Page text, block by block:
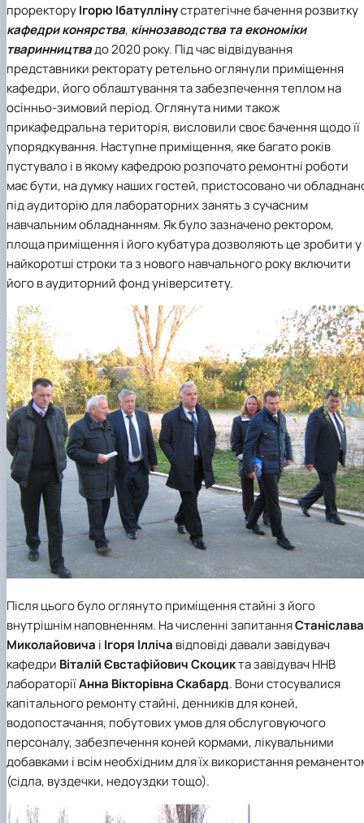
(MOOCs)
SEB-2025
University Research Services Catalogue
LearningFaculty of Design and Engineering
Faculty of Economics
Faculty of Food Science, Nutrition and
Faculty of Humanities and Pedagogy
Faculty of Information Technologies
Faculty of Land Management
Faculty of Law
Faculty of Veterinary Medicine
Mechanical and Technological Faculty
Faculty of Plant Protection, Biotechnology
Ecology
Farm named after O.V. Muzychenko
Educational and Research Farm «Vorzel»
Science
Research Institute of Forestry and
Horticulture
Research Institute of Technology and
Animal Products
Research and Design Institute of
Standardisation and Technologies of Eco-Safe
Organic Products
Ukrainian Laboratory of Quality and Safety of
Agricultural Products
Ukrainian Research Institute of Agricultural
Radiology
Architecture and Design
Berezhany Agrotechnical Institute
Berezhany Professional College
Bobrovytsia Professional College named after
Mainova
Boyarka College of Ecology and Natural
Resources
Crimean Agro-Industrial College
Crimean Technical College of Land
and Agricultural Mechanisation
Irpin Professional College
Mukachevo Professional College
Nemishaieve Professional College
Nizhyn Agrotechnical Institute
Nizhyn Professional College
Prybrezhne Agrarian College
Rivne Professional College
Ye. Khraplivyi
International Students Office
проректоруІгорю Ібатуллінустратегічне бачення розвитку
кафедри конярства, кіннозаводства та економіки
тваринництвадо 2020 року. Під час відвідування
представники ректорату ретельно оглянули приміщення
кафедри, його облаштування та забезпечення теплом на
осінньо-зимовий період. Оглянута ними також
прикафедральна територія, висловили своє бачення щодо її
упорядкування. Наступне приміщення, яке багато років
пустувало і в якому кафедрою розпочато ремонтні роботи
має бути, на думку наших гостей, пристосовано чи
під аудиторію для лабораторних занять з сучасним
навчальним обладнанням. Як було зазначено ректором,
площа приміщення і його кубатура дозволяють це зробити у
найкоротші строки та з нового навчального року включити
його в аудиторний фонд університету.
Після цього було оглянуто приміщення стайні з його
внутрішнім наповненням. На численні запитанняСтаніслава
Миколайовича і Ігоря Ілліча відповіді давали завідувач
кафедри Віталій Євстафійович Скоцикта завідувач ННВ
лабораторіїАнна Вікторівна Скабард. Вони стосувалися
капітального ремонту стайні, денників для коней,
водопостачання, побутових умов для обслуговуючого
персоналу, забезпечення коней кормами, лікувальними
добавками і всім необхідним для їх використання
(сідла, вуздечки, недоуздки тощо).